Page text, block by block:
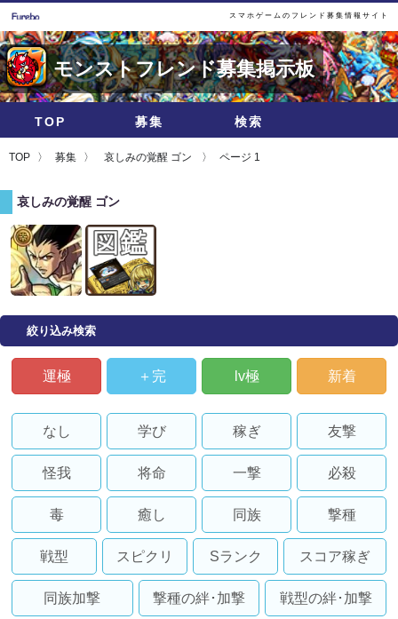
スマホゲームのフレンド募集情報サイト
モンストフレンド募集掲示板
TOP 募集 検索
TOP 募集 哀しみの覚醒 ゴン ページ 1
哀しみの覚醒 ゴン
絞り込み検索
運極 ＋完 lv極 新着
なし 学び 稼ぎ 友撃
怪我 将命 一撃 必殺
毒 癒し 同族 撃種
戦型 スピクリ Sランク スコア稼ぎ
同族加撃 撃種の絆･加撃 戦型の絆･加撃